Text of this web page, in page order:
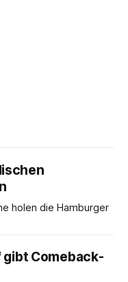
holen die Hamburger
Comeback-